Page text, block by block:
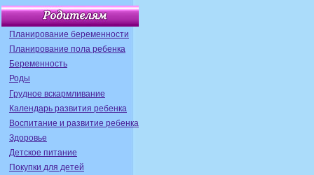
Планирование беременности
Планирование пола ребенка
Беременность
Роды
Грудное вскармливание
Календарь развития ребенка
Воспитание и развитие ребенка
Здоровье
Детское питание
Покупки для детей